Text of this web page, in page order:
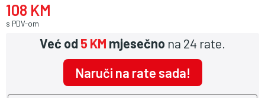
108 KM
s PDV-om
Već od5 KM mjesečno na 24 rate.
Naruči na rate sada!